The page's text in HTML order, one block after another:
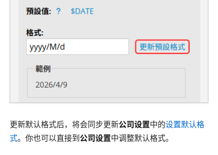
更新默认格式后，将会同步更新公司设置中的设置默认格
式。你也可以直接到公司设置中调整默认格式。